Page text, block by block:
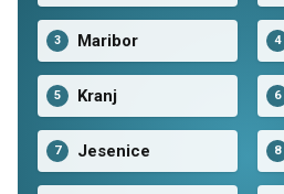
3 Maribor
5 Kranj
7 Jesenice
4
6
8